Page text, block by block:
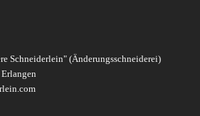
Schneiderlein" (Änderungsschneiderei)